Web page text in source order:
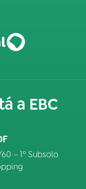
a EBC
– 1º Subsolo